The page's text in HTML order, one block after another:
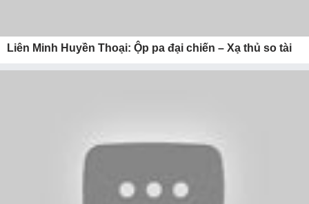
Liên Minh Huyền Thoại: Ộp pa đại chiến – Xạ thủ so tài